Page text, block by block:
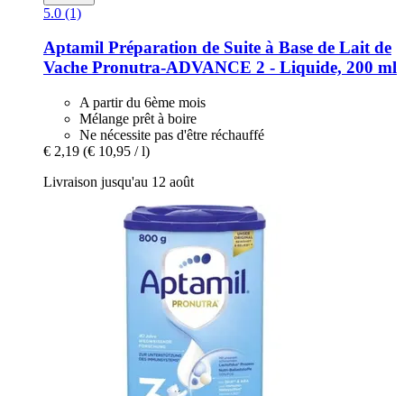
5.0 (1)
Aptamil Préparation de Suite à Base de Lait de
Vache Pronutra-​ADVANCE 2 -​ Liquide, 200 ml
A partir du 6ème mois
Mélange prêt à boire
Ne nécessite pas d'être réchauffé
€ 2,19 (€ 10,95 / l)
Livraison jusqu'au 12 août